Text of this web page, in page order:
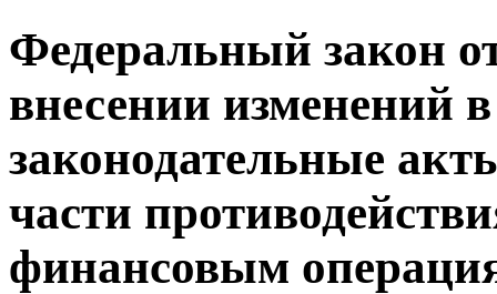
Федеральный закон
внесении изменений
законодательные
части
финансовым